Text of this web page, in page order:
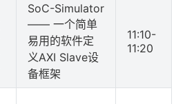
SoC-Simulator
—— 一个简单
易用的软件定
义AXI Slave设
备框架
11:10-
11:20